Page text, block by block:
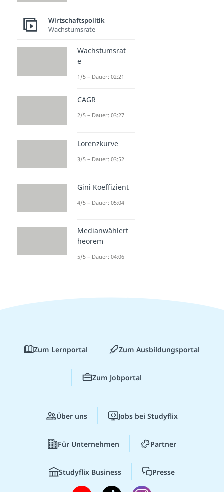
Wirtschaftspolitik
Wachstumsrate
Wachstumsrat
e
1/5 – Dauer: 02:21
CAGR
2/5 – Dauer: 03:27
Lorenzkurve
3/5 – Dauer: 03:52
Gini Koeffizient
4/5 – Dauer: 05:04
Medianwählert
heorem
5/5 – Dauer: 04:06
Zum Lernportal Zum Ausbildungsportal
Zum Jobportal
Über uns Jobs bei Studyflix
Für Unternehmen Partner
Studyflix Business Presse